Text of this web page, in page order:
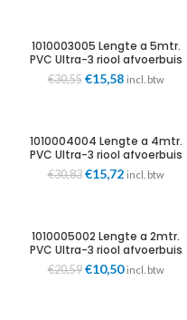
1010003005 Lengte a 5mtr.
PVC Ultra-3 riool afvoerbuis
grijs 32mm wd=3mm KOMO
Wavin
€30,55 Oorspronkelijke
€15,58Huidige
incl. btw
1010004004 Lengte a 4mtr.
PVC Ultra-3 riool afvoerbuis
grijs 40mm wd=3mm KOMO
Wavin
€30,83 Oorspronkelijke
€15,72Huidige
incl. btw
1010005002 Lengte a 2mtr.
PVC Ultra-3 riool afvoerbuis
grijs 50mm wd=3mm KOMO
Wavin
€20,59 Oorspronkelijke
€10,50Huidige
incl. btw